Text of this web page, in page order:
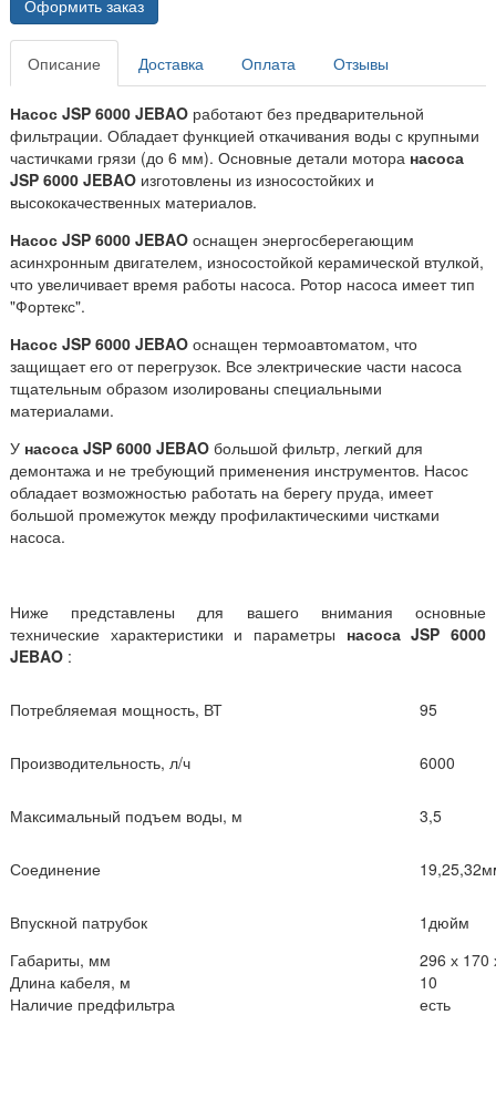
Оформить заказ
Описание Доставка Оплата Отзывы
Насос JSP 6000 JEBAO работают без предварительной
фильтрации. Обладает функцией откачивания воды с крупными
частичками грязи (до 6 мм). Основные детали мотора насоса
JSP 6000 JEBAO изготовлены из износостойких и
высококачественных материалов.
Насос JSP 6000 JEBAO оснащен энергосберегающим
асинхронным двигателем, износостойкой керамической втулкой,
что увеличивает время работы насоса. Ротор насоса имеет тип
"Фортекс".
Насос JSP 6000 JEBAO оснащен термоавтоматом, что
защищает его от перегрузок. Все электрические части насоса
тщательным образом изолированы специальными
материалами.
У насоса JSP 6000 JEBAO большой фильтр, легкий для
демонтажа и не требующий применения инструментов. Насос
обладает возможностью работать на берегу пруда, имеет
большой промежуток между профилактическими чистками
насоса.
Ниже представлены для вашего внимания основные
технические характеристики и параметры насосаJSP 6000
JEBAO :
Потребляемая мощность, ВТ 95
Производительность, л/ч 6000
Максимальный подъем воды, м 3,5
Соединение
Впускной патрубок
1дюйм
Габариты, мм
296 х 170
Длина кабеля, м
10
Наличие предфильтра
есть